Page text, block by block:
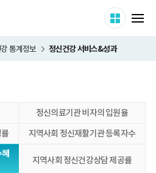
사이트
통계정보 정신건강 서비스&성과
정신의료기관 비자의 입원율
지역사회 정신재활기관 등록자수
혜
지역사회 정신건강상담 제공률